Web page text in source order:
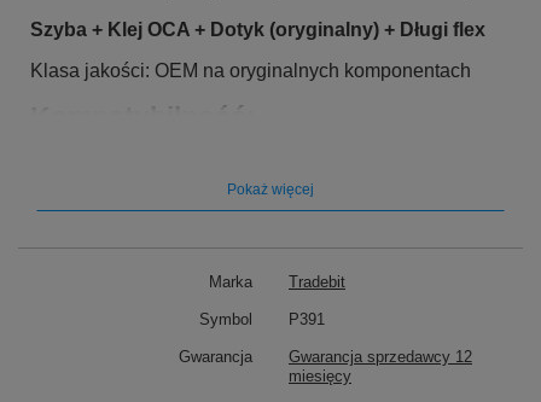
Szyba + Klej OCA + Dotyk (oryginalny) + Długi flex
Klasa jakości: OEM na oryginalnych komponentach
Kompatybilność:
Pokaż więcej
Marka Tradebit
Symbol P391
Gwarancja
Gwarancja sprzedawcy 12
miesięcy